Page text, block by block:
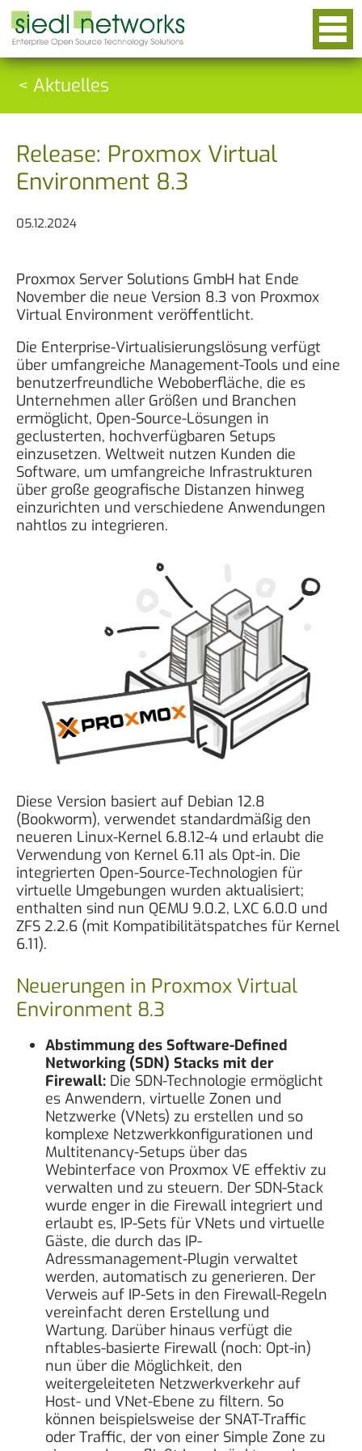
< Aktuelles
Release: Proxmox Virtual
Environment 8.3
05.12.2024
Proxmox Server Solutions GmbH hat Ende
November die neue Version 8.3 von Proxmox
Virtual Environment veröffentlicht.
Die Enterprise-Virtualisierungslösung verfügt
über umfangreiche Management-Tools und eine
benutzerfreundliche Weboberfläche, die es
Unternehmen aller Größen und Branchen
ermöglicht, Open-Source-Lösungen in
geclusterten, hochverfügbaren Setups
einzusetzen. Weltweit nutzen Kunden die
Software, um umfangreiche Infrastrukturen
über große geografische Distanzen hinweg
einzurichten und verschiedene Anwendungen
nahtlos zu integrieren.
Diese Version basiert auf Debian 12.8
(Bookworm), verwendet standardmäßig den
neueren Linux-Kernel 6.8.12-4 und erlaubt die
Verwendung von Kernel 6.11 als Opt-in. Die
integrierten Open-Source-Technologien für
virtuelle Umgebungen wurden aktualisiert;
enthalten sind nun QEMU 9.0.2, LXC 6.0.0 und
ZFS 2.2.6 (mit Kompatibilitätspatches für Kernel
6.11).
Neuerungen in Proxmox Virtual
Environment 8.3
Abstimmung des Software-Defined
Networking (SDN) Stacks mit der
Firewall: Die SDN-Technologie ermöglicht
es Anwendern, virtuelle Zonen und
Netzwerke (VNets) zu erstellen und so
komplexe Netzwerkkonfigurationen und
Multitenancy-Setups über das
Webinterface von Proxmox VE effektiv zu
verwalten und zu steuern. Der SDN-Stack
wurde enger in die Firewall integriert und
erlaubt es, IP-Sets für VNets und virtuelle
Gäste, die durch das IP-
Adressmanagement-Plugin verwaltet
werden, automatisch zu generieren. Der
Verweis auf IP-Sets in den Firewall-Regeln
vereinfacht deren Erstellung und
Wartung. Darüber hinaus verfügt die
nftables-basierte Firewall (noch: Opt-in)
nun über die Möglichkeit, den
weitergeleiteten Netzwerkverkehr auf
Host- und VNet-Ebene zu filtern. So
können beispielsweise der SNAT-Traffic
oder Traffic, der von einer Simple Zone zu